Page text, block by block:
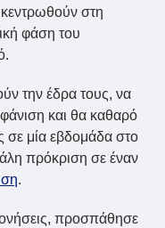
στη
φάση του
την έδρα τους, να
και θα καθαρό
μία εβδομάδα στο
πρόκριση σε έναν
.
προσπάθησε